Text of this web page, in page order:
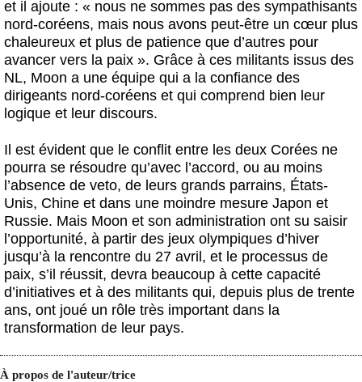
et il ajoute : « nous ne sommes pas des sympathisants
nord-coréens, mais nous avons peut-être un cœur plus
chaleureux et plus de patience que d’autres pour
avancer vers la paix ». Grâce à ces militants issus des
NL, Moon a une équipe qui a la confiance des
dirigeants nord-coréens et qui comprend bien leur
logique et leur discours.
Il est évident que le conflit entre les deux Corées ne
pourra se résoudre qu’avec l’accord, ou au moins
l’absence de veto, de leurs grands parrains, États-
Unis, Chine et dans une moindre mesure Japon et
Russie. Mais Moon et son administration ont su saisir
l’opportunité, à partir des jeux olympiques d’hiver
jusqu’à la rencontre du 27 avril, et le processus de
paix, s’il réussit, devra beaucoup à cette capacité
d’initiatives et à des militants qui, depuis plus de trente
ans, ont joué un rôle très important dans la
transformation de leur pays.
À propos de l'auteur/trice